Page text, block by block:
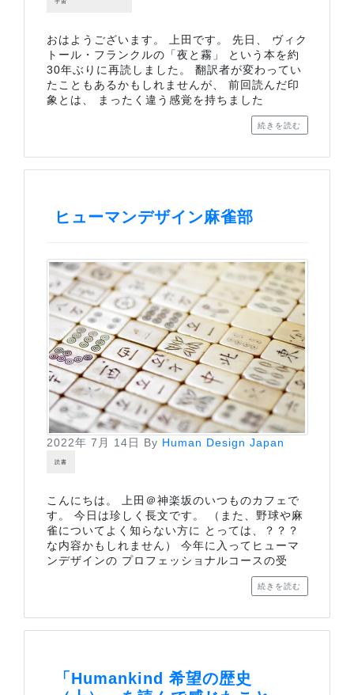
おはようございます。 上田です。 先日、 ヴィク
トール・フランクルの「夜と霧」 という本を約
30年ぶりに再読しました。 翻訳者が変わってい
たこともあるかもしれませんが、 前回読んだ印
象とは、 まったく違う感覚を持ちました
続きを読む
ヒューマンデザイン麻雀部
2022年 7月 14日 By Human Design Japan
読書
こんにちは。 上田＠神楽坂のいつものカフェで
す。 今日は珍しく長文です。 （また、野球や麻
雀についてよく知らない方に とっては、？？？
な内容かもしれません） 今年に入ってヒューマ
ンデザインの プロフェッショナルコースの受
続きを読む
「Humankind 希望の歴史